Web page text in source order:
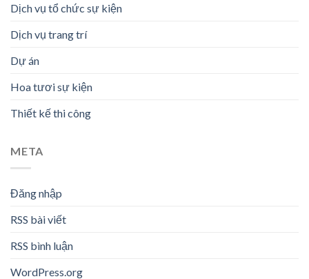
Dịch vụ tổ chức sự kiện
Dịch vụ trang trí
Dự án
Hoa tươi sự kiện
Thiết kế thi công
META
Đăng nhập
RSS bài viết
RSS bình luận
WordPress.org